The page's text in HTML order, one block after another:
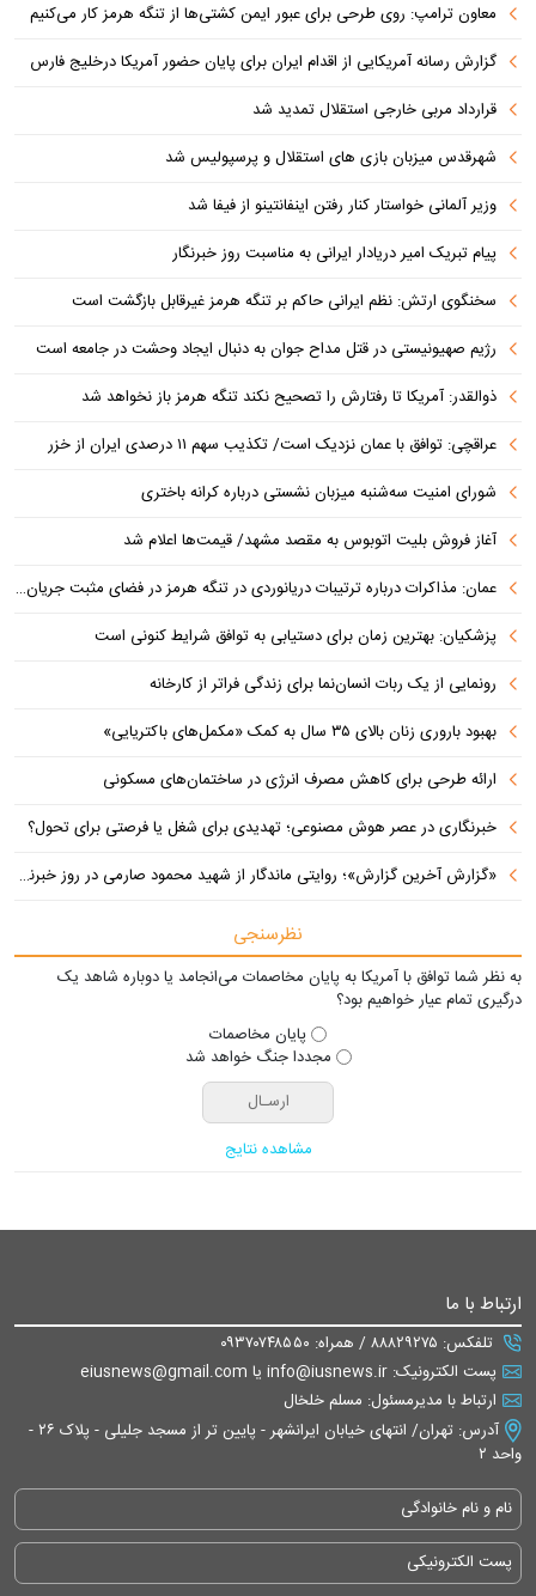
معاون ترامپ: روی طرحی برای عبور ایمن کشتی‌ها از تنگه هرمز کار می‌کنیم
گزارش رسانه آمریکایی از اقدام ایران برای پایان حضور آمریکا درخلیج فارس
قرارداد مربی خارجی استقلال تمدید شد
شهرقدس میزبان بازی های استقلال و پرسپولیس شد
وزیر آلمانی خواستار کنار رفتن اینفانتینو از فیفا شد
پیام تبریک امیر دریادار ایرانی به مناسبت روز خبرنگار
سخنگوی ارتش: نظم ایرانی حاکم بر تنگه هرمز غیرقابل بازگشت است
رژیم صهیونیستی در قتل مداح جوان به دنبال ایجاد وحشت در جامعه است
ذوالقدر: آمریکا تا رفتارش را تصحیح نکند تنگه هرمز باز نخواهد شد
عراقچی: توافق با عمان نزدیک است/ تکذیب سهم ۱۱ درصدی ایران از خزر
شورای امنیت سه‌شنبه میزبان نشستی درباره کرانه باختری
آغاز فروش بلیت اتوبوس به مقصد مشهد/ قیمت‌ها اعلام شد
عمان: مذاکرات درباره ترتیبات دریانوردی در تنگه هرمز در فضای مثبت جریان دارد
پزشکیان‌: بهترین زمان برای دستیابی به توافق شرایط کنونی است
رونمایی از یک ربات انسان‌نما برای زندگی فراتر از کارخانه
بهبود باروری زنان بالای ۳۵ سال به کمک «مکمل‌های باکتریایی»
ارائه طرحی برای کاهش مصرف انرژی در ساختمان‌های مسکونی
خبرنگاری در عصر هوش مصنوعی؛ تهدیدی برای شغل یا فرصتی برای تحول؟
«گزارش آخرین گزارش»؛ روایتی ماندگار از شهید محمود صارمی در روز خبرنگار
نظرسنجی
به نظر شما توافق با آمریکا به پایان مخاصمات می‌انجامد یا دوباره شاهد یک
درگیری تمام عیار خواهیم بود؟
پایان مخاصمات
مجددا جنگ خواهد شد
مشاهده نتایج
ارتباط با ما
تلفکس: ۸۸۸۲۹۲۷۵ / همراه: ۰۹۳۷۰۷۴۸۵۵۰
پست الکترونیک: info@iusnews.ir یا eiusnews@gmail.com
ارتباط با مدیرمسئول: مسلم خلخال
آدرس: تهران/ انتهای خیابان ایرانشهر - پایین تر از مسجد جلیلی - پلاک ۲۶ -
واحد ۲